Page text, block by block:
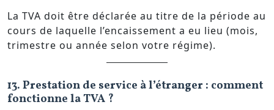
La TVA doit être déclarée au titre de la période au
cours de laquelle l’encaissement a eu lieu (mois,
trimestre ou année selon votre régime).
13. Prestation de service à l’étranger : comment
fonctionne la TVA ?